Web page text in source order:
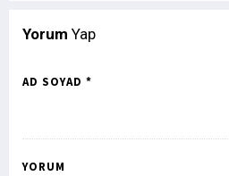
Yorum Yap
AD SOYAD *
YORUM